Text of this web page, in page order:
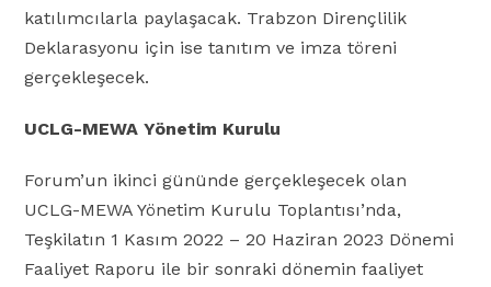
katılımcılarla paylaşacak. Trabzon Dirençlilik
Deklarasyonu için ise tanıtım ve imza töreni
gerçekleşecek.
UCLG-MEWA Yönetim Kurulu
Forum’un ikinci gününde gerçekleşecek olan
UCLG-MEWA Yönetim Kurulu Toplantısı’nda,
Teşkilatın 1 Kasım 2022 – 20 Haziran 2023 Dönemi
Faaliyet Raporu ile bir sonraki dönemin faaliyet